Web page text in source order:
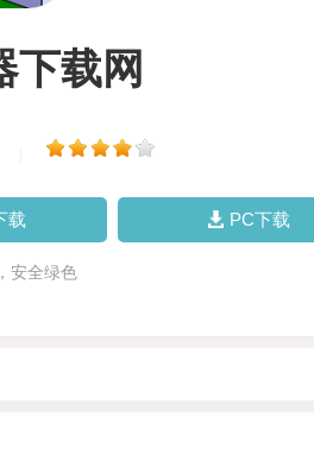
下载网
载 PC下载
安全绿色